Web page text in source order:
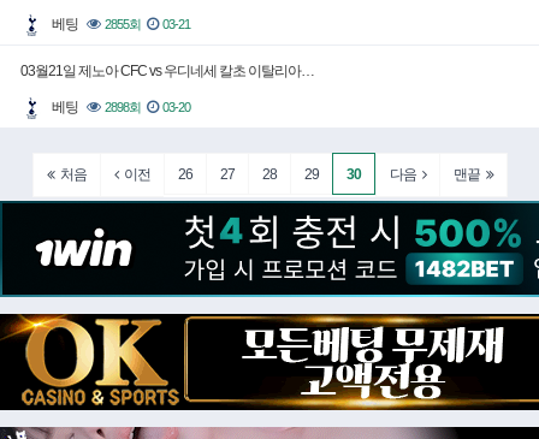
베팅 2855회 03-21
03월21일 제노아 CFC vs 우디네세 칼초 이탈리아…
베팅 2898회 03-20
처음 이전 26 27 28 29 30 다음 맨끝